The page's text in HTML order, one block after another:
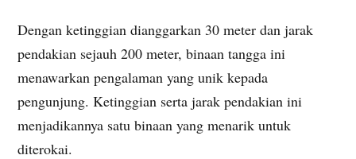
Dengan ketinggian dianggarkan 30 meter dan jarak
pendakian sejauh 200 meter, binaan tangga ini
menawarkan pengalaman yang unik kepada
pengunjung. Ketinggian serta jarak pendakian ini
menjadikannya satu binaan yang menarik untuk
diterokai.